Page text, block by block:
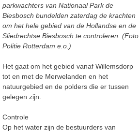
parkwachters van Nationaal Park de
Biesbosch bundelden zaterdag de krachten
om het hele gebied van de Hollandse en de
Sliedrechtse Biesbosch te controleren. (Foto
Politie Rotterdam e.o.)
Het gaat om het gebied vanaf Willemsdorp
tot en met de Merwelanden en het
natuurgebied en de polders die er tussen
gelegen zijn.
Controle
Op het water zijn de bestuurders van